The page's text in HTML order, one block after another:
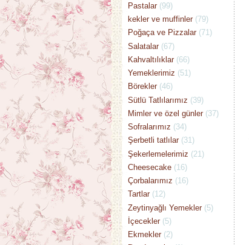
Pastalar (99)
kekler ve muffinler (79)
Poğaça ve Pizzalar (71)
Salatalar (67)
Kahvaltılıklar (66)
Yemeklerimiz (51)
Börekler (46)
Sütlü Tatlılarımız (39)
Mimler ve özel günler (37)
Sofralarımız (34)
Şerbetli tatlılar (31)
Şekerlemelerimiz (21)
Cheesecake (16)
Çorbalarımız (16)
Tartlar (12)
Zeytinyağlı Yemekler (5)
İçecekler (5)
Ekmekler (2)